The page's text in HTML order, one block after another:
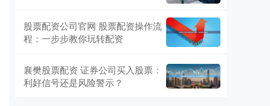
股票配资公司官网 股票配资操作流
程：一步步教你玩转配资
襄樊股票配资 证券公司买入股票：
利好信号还是风险警示？